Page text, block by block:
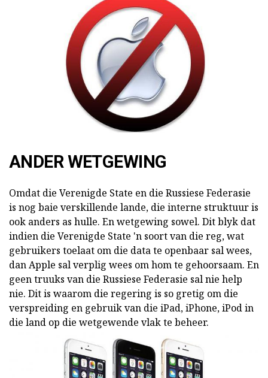
ANDER WETGEWING
Omdat die Verenigde State en die Russiese Federasie
is nog baie verskillende lande, die interne struktuur is
ook anders as hulle. En wetgewing sowel. Dit blyk dat
indien die Verenigde State 'n soort van die reg, wat
gebruikers toelaat om die data te openbaar sal wees,
dan Apple sal verplig wees om hom te gehoorsaam. En
geen truuks van die Russiese Federasie sal nie help
nie. Dit is waarom die regering is so gretig om die
verspreiding en gebruik van die iPad, iPhone, iPod in
die land op die wetgewende vlak te beheer.